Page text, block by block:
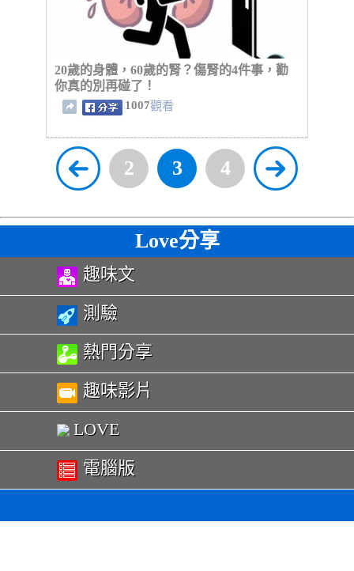
20歲的身體，60歲的腎？傷腎的4件事，勸
你真的別再碰了！
1007觀看
2 3 4
Love分享
趣味文
測驗
熱門分享
趣味影片
LOVE
電腦版